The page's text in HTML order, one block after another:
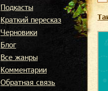
Подкасты
Краткий пересказ
Черновики
Блог
Все жанры
Комментарии
Обратная связь